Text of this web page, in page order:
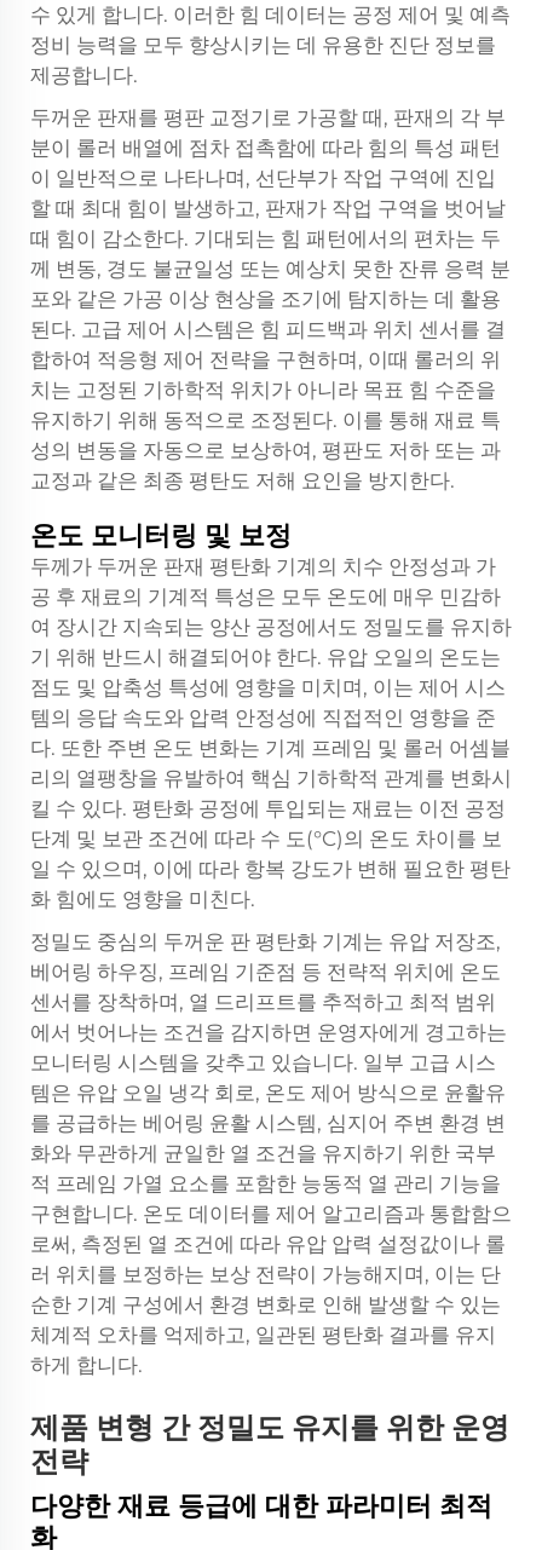
수 있게 합니다. 이러한 힘 데이터는 공정 제어 및 예측
정비 능력을 모두 향상시키는 데 유용한 진단 정보를
제공합니다.
두꺼운 판재를 평판 교정기로 가공할 때, 판재의 각 부
분이 롤러 배열에 점차 접촉함에 따라 힘의 특성 패턴
이 일반적으로 나타나며, 선단부가 작업 구역에 진입
할 때 최대 힘이 발생하고, 판재가 작업 구역을 벗어날
때 힘이 감소한다. 기대되는 힘 패턴에서의 편차는 두
께 변동, 경도 불균일성 또는 예상치 못한 잔류 응력 분
포와 같은 가공 이상 현상을 조기에 탐지하는 데 활용
된다. 고급 제어 시스템은 힘 피드백과 위치 센서를 결
합하여 적응형 제어 전략을 구현하며, 이때 롤러의 위
치는 고정된 기하학적 위치가 아니라 목표 힘 수준을
유지하기 위해 동적으로 조정된다. 이를 통해 재료 특
성의 변동을 자동으로 보상하여, 평판도 저하 또는 과
교정과 같은 최종 평탄도 저해 요인을 방지한다.
온도 모니터링 및 보정
두께가 두꺼운 판재 평탄화 기계의 치수 안정성과 가
공 후 재료의 기계적 특성은 모두 온도에 매우 민감하
여 장시간 지속되는 양산 공정에서도 정밀도를 유지하
기 위해 반드시 해결되어야 한다. 유압 오일의 온도는
점도 및 압축성 특성에 영향을 미치며, 이는 제어 시스
템의 응답 속도와 압력 안정성에 직접적인 영향을 준
다. 또한 주변 온도 변화는 기계 프레임 및 롤러 어셈블
리의 열팽창을 유발하여 핵심 기하학적 관계를 변화시
킬 수 있다. 평탄화 공정에 투입되는 재료는 이전 공정
단계 및 보관 조건에 따라 수 도(°C)의 온도 차이를 보
일 수 있으며, 이에 따라 항복 강도가 변해 필요한 평탄
화 힘에도 영향을 미친다.
정밀도 중심의 두꺼운 판 평탄화 기계는 유압 저장조,
베어링 하우징, 프레임 기준점 등 전략적 위치에 온도
센서를 장착하며, 열 드리프트를 추적하고 최적 범위
에서 벗어나는 조건을 감지하면 운영자에게 경고하는
모니터링 시스템을 갖추고 있습니다. 일부 고급 시스
템은 유압 오일 냉각 회로, 온도 제어 방식으로 윤활유
를 공급하는 베어링 윤활 시스템, 심지어 주변 환경 변
화와 무관하게 균일한 열 조건을 유지하기 위한 국부
적 프레임 가열 요소를 포함한 능동적 열 관리 기능을
구현합니다. 온도 데이터를 제어 알고리즘과 통합함으
로써, 측정된 열 조건에 따라 유압 압력 설정값이나 롤
러 위치를 보정하는 보상 전략이 가능해지며, 이는 단
순한 기계 구성에서 환경 변화로 인해 발생할 수 있는
체계적 오차를 억제하고, 일관된 평탄화 결과를 유지
하게 합니다.
제품 변형 간 정밀도 유지를 위한 운영
전략
다양한 재료 등급에 대한 파라미터 최적
화